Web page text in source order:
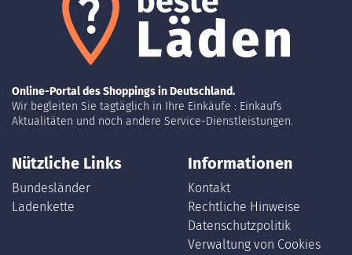
Online-Portal des Shoppings in Deutschland.
Wir begleiten Sie tagtäglich in Ihre Einkäufe : Einkaufs
Aktualitäten und noch andere Service-Dienstleistungen.
Nützliche Links
Bundesländer
Ladenkette
Informationen
Kontakt
Rechtliche Hinweise
Datenschutzpolitik
Verwaltung von Cookies